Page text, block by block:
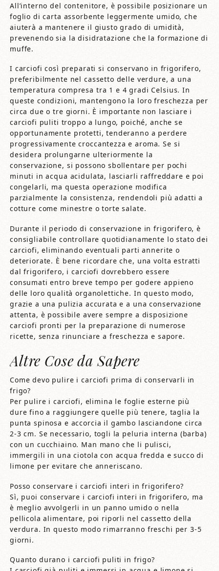
All’interno del contenitore, è possibile posizionare un
foglio di carta assorbente leggermente umido, che
aiuterà a mantenere il giusto grado di umidità,
prevenendo sia la disidratazione che la formazione di
muffe.
I carciofi così preparati si conservano in frigorifero,
preferibilmente nel cassetto delle verdure, a una
temperatura compresa tra 1 e 4 gradi Celsius. In
queste condizioni, mantengono la loro freschezza per
circa due o tre giorni. È importante non lasciare i
carciofi puliti troppo a lungo, poiché, anche se
opportunamente protetti, tenderanno a perdere
progressivamente croccantezza e aroma. Se si
desidera prolungarne ulteriormente la
conservazione, si possono sbollentare per pochi
minuti in acqua acidulata, lasciarli raffreddare e poi
congelarli, ma questa operazione modifica
parzialmente la consistenza, rendendoli più adatti a
cotture come minestre o torte salate.
Durante il periodo di conservazione in frigorifero, è
consigliabile controllare quotidianamente lo stato dei
carciofi, eliminando eventuali parti annerite o
deteriorate. È bene ricordare che, una volta estratti
dal frigorifero, i carciofi dovrebbero essere
consumati entro breve tempo per godere appieno
delle loro qualità organolettiche. In questo modo,
grazie a una pulizia accurata e a una conservazione
attenta, è possibile avere sempre a disposizione
carciofi pronti per la preparazione di numerose
ricette, senza rinunciare a freschezza e sapore.
Altre Cose da Sapere
Come devo pulire i carciofi prima di conservarli in
frigo?
Per pulire i carciofi, elimina le foglie esterne più
dure fino a raggiungere quelle più tenere, taglia la
punta spinosa e accorcia il gambo lasciandone circa
2-3 cm. Se necessario, togli la peluria interna (barba)
con un cucchiaino. Man mano che li pulisci,
immergili in una ciotola con acqua fredda e succo di
limone per evitare che anneriscano.
Posso conservare i carciofi interi in frigorifero?
Sì, puoi conservare i carciofi interi in frigorifero, ma
è meglio avvolgerli in un panno umido o nella
pellicola alimentare, poi riporli nel cassetto della
verdura. In questo modo rimarranno freschi per 3-5
giorni.
Quanto durano i carciofi puliti in frigo?